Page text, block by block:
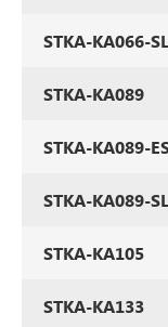
STKA-KA066-SL
STKA-KA089
STKA-KA089-
STKA-KA089-SL
STKA-KA105
STKA-KA133